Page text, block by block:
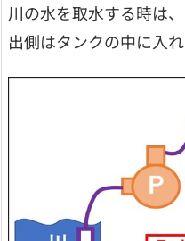
川の水を取水する時は
出側はタンクの中に入れ